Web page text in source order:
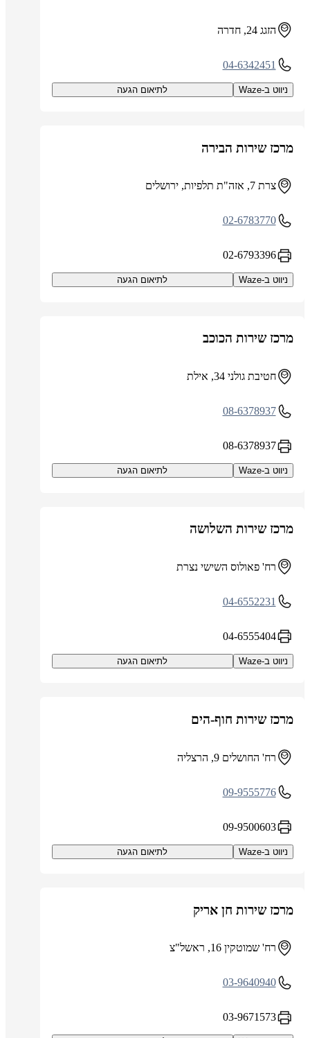
הזגג 24, חדרה
04-6342451
ניווט ב-Waze לתיאום הגעה
מרכז שירות הבירה
צרת 7, אזה"ת תלפיות, ירושלים
02-6783770
02-6793396
ניווט ב-Waze לתיאום הגעה
מרכז שירות הכוכב
חטיבת גולני 34, אילת
08-6378937
08-6378937
ניווט ב-Waze לתיאום הגעה
מרכז שירות השלושה
רח' פאולוס השישי נצרת
04-6552231
04-6555404
ניווט ב-Waze לתיאום הגעה
מרכז שירות חוף-הים
רח' החושלים 9, הרצליה
09-9555776
09-9500603
ניווט ב-Waze לתיאום הגעה
מרכז שירות חן אריק
רח' שמוטקין 16, ראשל"צ
03-9640940
03-9671573